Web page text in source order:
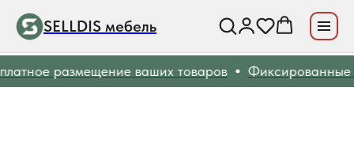
SELLDIS мебель
размещение ваших товаров Фиксированные